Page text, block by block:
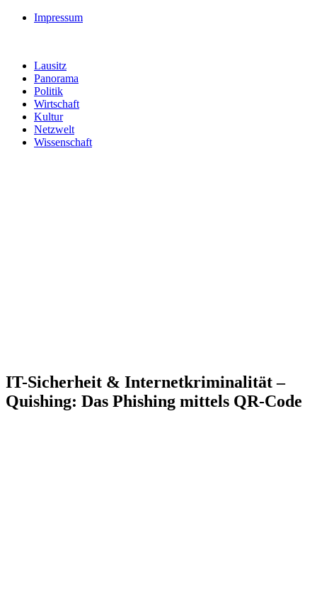
Impressum
Lausitz
Panorama
Politik
Wirtschaft
Kultur
Netzwelt
Wissenschaft
IT-Sicherheit & Internetkriminalität –
Quishing: Das Phishing mittels QR-Code